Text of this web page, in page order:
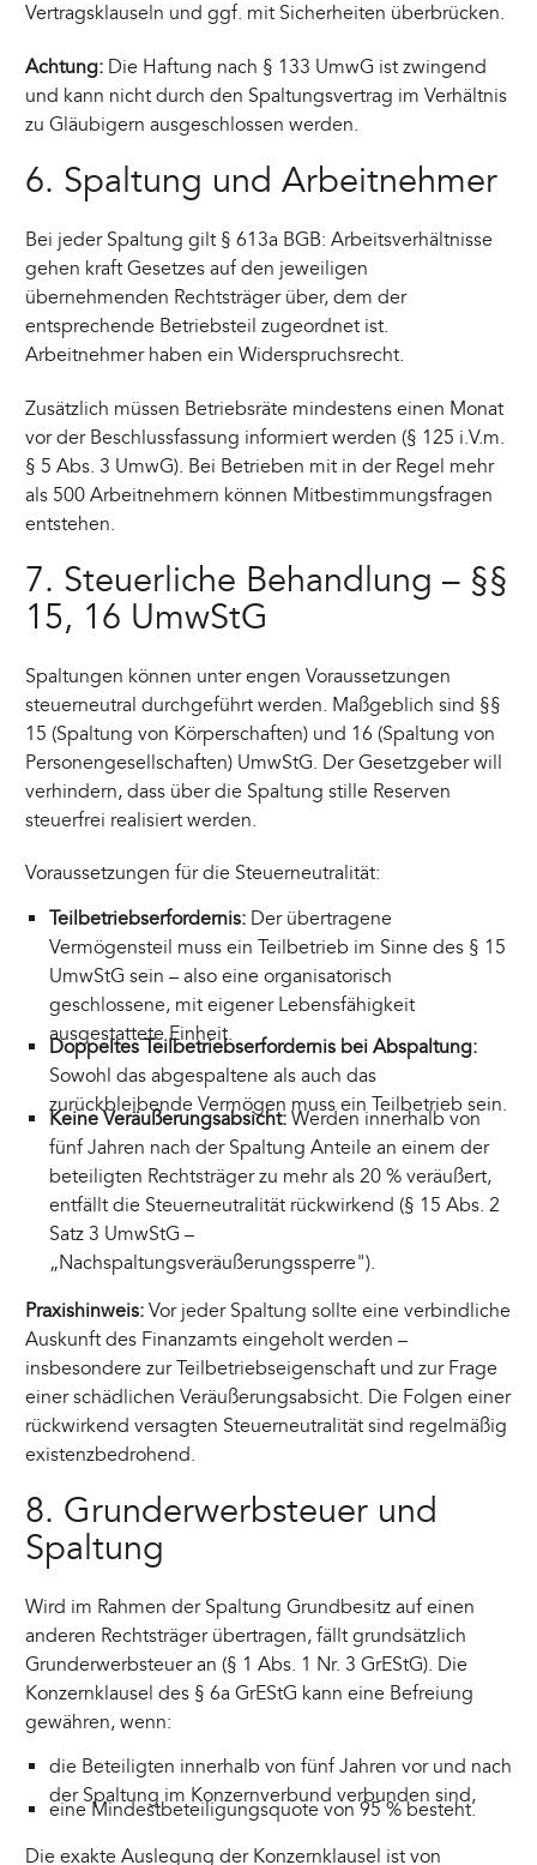
Vertragsklauseln und ggf. mit Sicherheiten überbrücken.
Achtung: Die Haftung nach § 133 UmwG ist zwingend
und kann nicht durch den Spaltungsvertrag im Verhältnis
zu Gläubigern ausgeschlossen werden.
6. Spaltung und Arbeitnehmer
Bei jeder Spaltung gilt § 613a BGB: Arbeitsverhältnisse
gehen kraft Gesetzes auf den jeweiligen
übernehmenden Rechtsträger über, dem der
entsprechende Betriebsteil zugeordnet ist.
Arbeitnehmer haben ein Widerspruchsrecht.
Zusätzlich müssen Betriebsräte mindestens einen Monat
vor der Beschlussfassung informiert werden (§ 125 i.V.m.
§ 5 Abs. 3 UmwG). Bei Betrieben mit in der Regel mehr
als 500 Arbeitnehmern können Mitbestimmungsfragen
entstehen.
7. Steuerliche Behandlung – §§
15, 16 UmwStG
Spaltungen können unter engen Voraussetzungen
steuerneutral durchgeführt werden. Maßgeblich sind §§
15 (Spaltung von Körperschaften) und 16 (Spaltung von
Personengesellschaften) UmwStG. Der Gesetzgeber will
verhindern, dass über die Spaltung stille Reserven
steuerfrei realisiert werden.
Voraussetzungen für die Steuerneutralität:
Teilbetriebserfordernis:Der übertragene
Vermögensteil muss ein Teilbetrieb im Sinne des § 15
UmwStG sein – also eine organisatorisch
geschlossene, mit eigener Lebensfähigkeit
ausgestattete Einheit.
Doppeltes Teilbetriebserfordernis bei Abspaltung:
Sowohl das abgespaltene als auch das
zurückbleibende Vermögen muss ein Teilbetrieb sein.
Keine Veräußerungsabsicht:Werden innerhalb von
fünf Jahren nach der Spaltung Anteile an einem der
beteiligten Rechtsträger zu mehr als 20 % veräußert,
entfällt die Steuerneutralität rückwirkend (§ 15 Abs. 2
Satz 3 UmwStG –
„Nachspaltungsveräußerungssperre").
Praxishinweis: Vor jeder Spaltung sollte eine verbindliche
Auskunft des Finanzamts eingeholt werden –
insbesondere zur Teilbetriebseigenschaft und zur Frage
einer schädlichen Veräußerungsabsicht. Die Folgen einer
rückwirkend versagten Steuerneutralität sind regelmäßig
existenzbedrohend.
8. Grunderwerbsteuer und
Spaltung
Wird im Rahmen der Spaltung Grundbesitz auf einen
anderen Rechtsträger übertragen, fällt grundsätzlich
Grunderwerbsteuer an (§ 1 Abs. 1 Nr. 3 GrEStG). Die
Konzernklausel des § 6a GrEStG kann eine Befreiung
gewähren, wenn:
die Beteiligten innerhalb von fünf Jahren vor und nach
der Spaltung im Konzernverbund verbunden sind,
eine Mindestbeteiligungsquote von 95 % besteht.
Die exakte Auslegung der Konzernklausel ist von